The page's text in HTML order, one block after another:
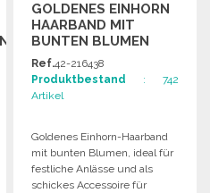
GOLDENES EINHORN
HAARBAND MIT
BUNTEN BLUMEN
Ref.42-216438
Produktbestand : 742
Artikel
Goldenes Einhorn-Haarband
mit bunten Blumen, ideal für
festliche Anlässe und als
schickes Accessoire für